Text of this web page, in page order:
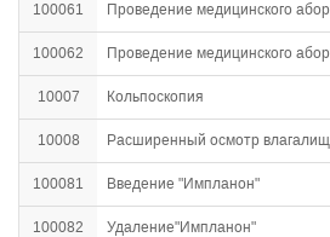
100061 Проведение медицинского
100062 Проведение медицинского
10007 Кольпоскопия
10008 Расширенный осмотр
100081 Введение "Импланон"
100082 Удаление"Импланон"